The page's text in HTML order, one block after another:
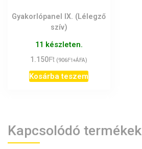
Gyakorlópanel IX. (Lélegző
szív)
11 készleten.
1.150Ft (906Ft+ÁFA)
Kosárba teszem
Kapcsolódó termékek